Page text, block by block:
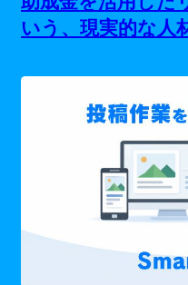
いう、現実的な人